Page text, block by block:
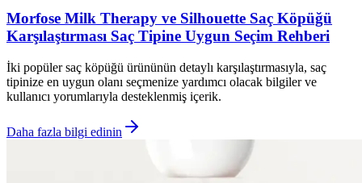
Morfose Milk Therapy ve Silhouette Saç Köpüğü
Karşılaştırması Saç Tipine Uygun Seçim Rehberi
İki popüler saç köpüğü ürününün detaylı karşılaştırmasıyla, saç
tipinize en uygun olanı seçmenize yardımcı olacak bilgiler ve
kullanıcı yorumlarıyla desteklenmiş içerik.
Daha fazla bilgi edinin